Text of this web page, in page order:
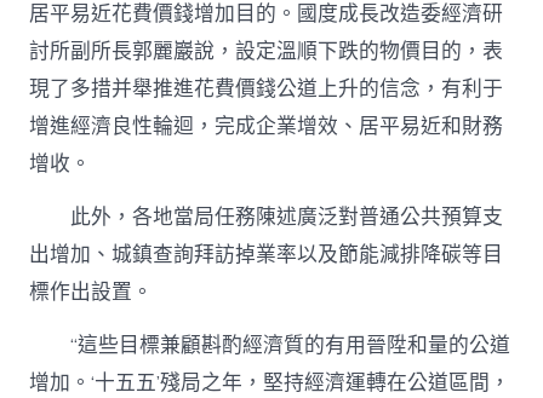
居平易近花費價錢增加目的。國度成長改造委經濟研
討所副所長郭麗巖說，設定溫順下跌的物價目的，表
現了多措并舉推進花費價錢公道上升的信念，有利于
增進經濟良性輪迴，完成企業增效、居平易近和財務
增收。
此外，各地當局任務陳述廣泛對普通公共預算支
出增加、城鎮查詢拜訪掉業率以及節能減排降碳等目
標作出設置。
“這些目標兼顧斟酌經濟質的有用晉陞和量的公道
增加。‘十五五’殘局之年，堅持經濟運轉在公道區間，